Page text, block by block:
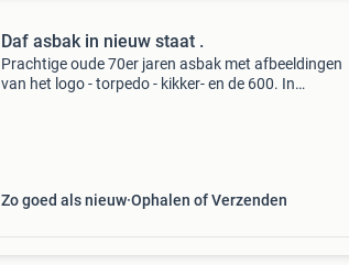
Daf asbak in nieuw staat .
Prachtige oude 70er jaren asbak met afbeeldingen
van het logo - torpedo - kikker- en de 600. In
Zo goed als nieuw Ophalen of Verzenden